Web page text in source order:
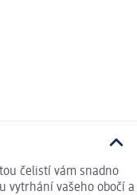
čelistí vám snadno
vytrhání vašeho obočí a